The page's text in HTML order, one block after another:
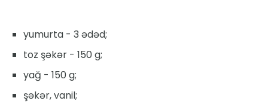
yumurta - 3 ədəd;
toz şəkər - 150 g;
yağ - 150 g;
şəkər, vanil;